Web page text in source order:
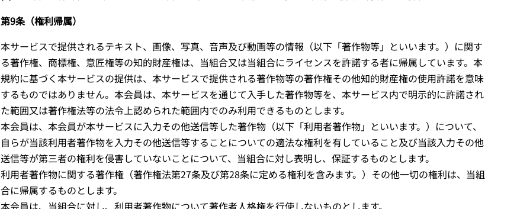
第9条（権利帰属）
本サービスで提供されるテキスト、画像、写真、音声及び動画等の情報（以下「著作物等」といいます。）に関す
る著作権、商標権、意匠権等の知的財産権は、当組合又は当組合にライセンスを許諾する者に帰属しています。本
規約に基づく本サービスの提供は、本サービスで提供される著作物等の著作権その他知的財産権の使用許諾を意味
するものではありません。本会員は、本サービスを通じて入手した著作物等を、本サービス内で明示的に許諾され
た範囲又は著作権法等の法令上認められた範囲内でのみ利用できるものとします。
本会員は、本会員が本サービスに入力その他送信等した著作物（以下「利用者著作物」といいます。）について、
自らが当該利用者著作物を入力その他送信等することについての適法な権利を有していること及び当該入力その他
送信等が第三者の権利を侵害していないことについて、当組合に対し表明し、保証するものとします。
利用者著作物に関する著作権（著作権法第27条及び第28条に定める権利を含みます。）その他一切の権利は、当組
合に帰属するものとします。
本会員は、当組合に対し、利用者著作物について著作者人格権を行使しないものとします。